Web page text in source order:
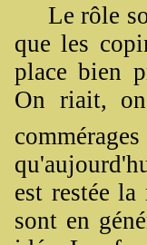
Le rôle
que les
place bien
On riait,
est restée
sont en